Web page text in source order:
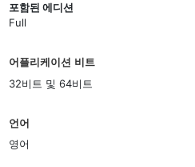
포함된 에디션
Full
어플리케이션 비트
32비트 및 64비트
언어
영어